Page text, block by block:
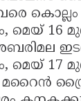
മെയ് 16
മെയ് 17